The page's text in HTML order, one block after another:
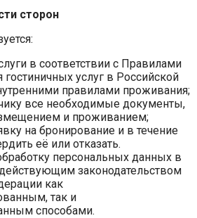
сторон
в соответствии с Правилами
гостиничных услуг в Российской
правилами проживания;
все необходимые документы,
и проживанием;
на бронирование и в течение
её или отказать.
персональных данных в
законодательством
как
так и
способами.